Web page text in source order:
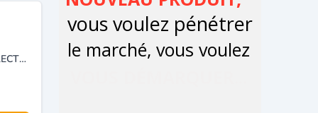
PRODUITS ET APPAREILS ÉLECTRIQUES ET INSTALLATION RÉSEAU ÉLECTRIQUE.